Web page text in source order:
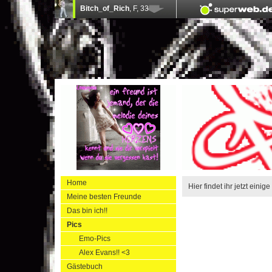
Home
Meine besten Freunde
Das bin ich!!
Pics
Emo-Pics
Alex Evans!! <3
Gästebuch
Hier findet ihr jetzt